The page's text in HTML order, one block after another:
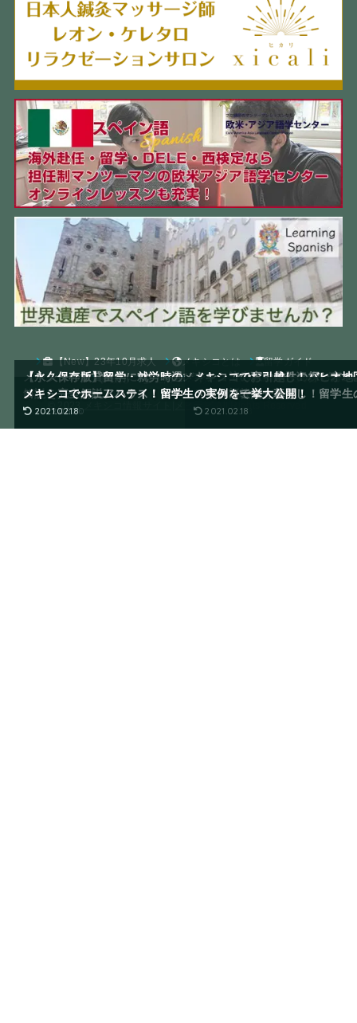
メキシコの賃貸契約について選び方から注意点まで在住者が完全
解説
2023.06.28
メキシコで不動産投資はいか
NDIGO社をご紹介！
2023.06.28
【永久保存版】留学・就労時のメキシコでの家・物件の探し方の
コツを完全解説
2022.08.20
メキシコでお引越し！バヒオ
ティ全部教えます
2021.02.18
メキシコでシェアハウス！留学生の実例をご紹介！
2021.02.18
メキシコで一人暮らし！留学
2021.02.18
メキシコでホームステイ！留学生の実例を一挙大公開！
2021.02.18
【New】23年10月求人 メキシコとは
留学ガイド
観光
生活 お問い合わせ
メキシコ情報サイト|メヒナビ